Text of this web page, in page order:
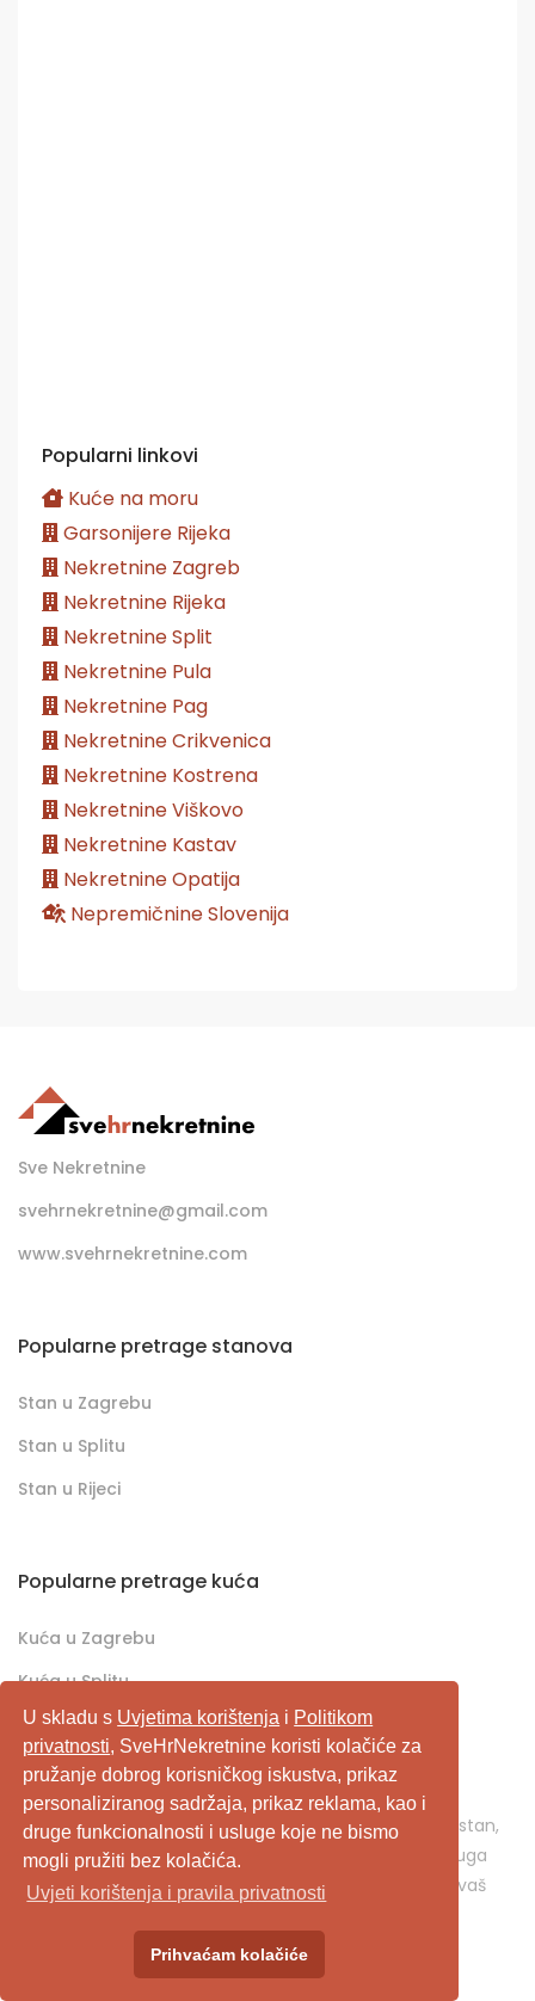
U skladu s Uvjetima korištenja i Politikom
privatnosti, SveHrNekretnine koristi kolačiće za
pružanje dobrog korisničkog iskustva, prikaz
personaliziranog sadržaja, prikaz reklama, kao i
druge funkcionalnosti i usluge koje ne bismo
mogli pružiti bez kolačića.
Uvjeti korištenja i pravila privatnosti
Prihvaćam kolačiće
Popularni linkovi
Kuće na moru
Garsonijere Rijeka
Nekretnine Zagreb
Nekretnine Rijeka
Nekretnine Split
Nekretnine Pula
Nekretnine Pag
Nekretnine Crikvenica
Nekretnine Kostrena
Nekretnine Viškovo
Nekretnine Kastav
Nekretnine Opatija
Nepremičnine Slovenija
Sve Nekretnine
svehrnekretnine@gmail.com
www.svehrnekretnine.com
Popularne pretrage stanova
Stan u Zagrebu
Stan u Splitu
Stan u Rijeci
Popularne pretrage kuća
Kuća u Zagrebu
Kuća u Splitu
Kuća u Rijeci
SveHrNekretnine.com predstavlja sveobuhvatan
pretraživač/oglašivač nekretnina. Ukoliko je u pitanju stan,
kuća, vikendica, zemljište, poslovni prostor, ili neka druga
nekretnina, svehrnekretnine.com je pravo mjesto za vaš